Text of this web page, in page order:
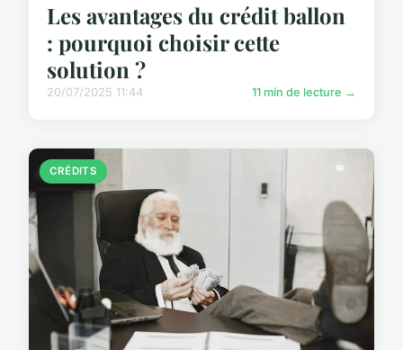
Les avantages du crédit ballon
: pourquoi choisir cette
solution ?
20/07/2025 11:44 11 min de lecture →
CRÉDITS